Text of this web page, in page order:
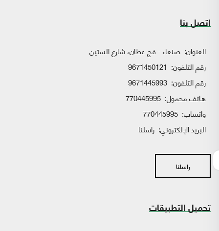
اتصل بنا
العنوان: صنعاء - فج عطان، شارع الستين
رقم التلفون: 9671450121
رقم التلفون: 9671445993
هاتف محمول: 770445995
واتساب:
البريد الإلكتروني: راسلنا
راسلنا
تحميل التطبيقات